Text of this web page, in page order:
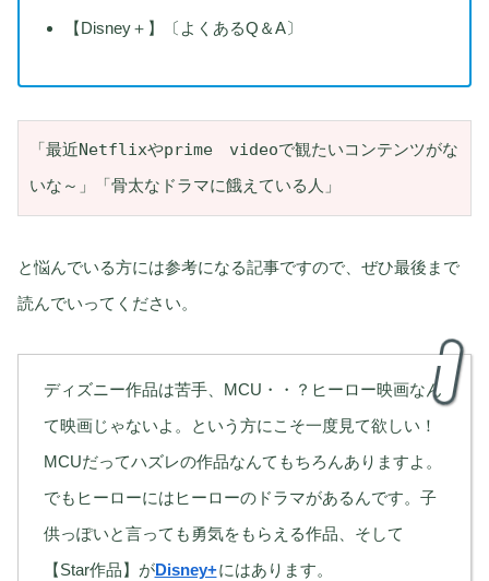
【Disney＋】〔よくあるQ＆A〕
「最近Netflixやprime　videoで観たいコンテンツがな
いな～」「骨太なドラマに餓えている人」
と悩んでいる方には参考になる記事ですので、ぜひ最後まで
読んでいってください。
ディズニー作品は苦手、MCU・・？ヒーロー映画なん
て映画じゃないよ。という方にこそ一度見て欲しい！
MCUだってハズレの作品なんてもちろんありますよ。
でもヒーローにはヒーローのドラマがあるんです。子
供っぽいと言っても勇気をもらえる作品、そして
【Star作品】がDisney+にはあります。